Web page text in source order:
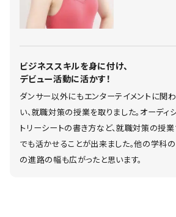
ビジネススキルを身に付け、
デビュー活動に活かす！
ダンサー以外にもエンターテイメントに関
い、就職対策の授業を取りました。オーディ
トリーシートの書き方など、就職対策の授
でも活かせることが出来ました。他の学科
の進路の幅も広がったと思います。